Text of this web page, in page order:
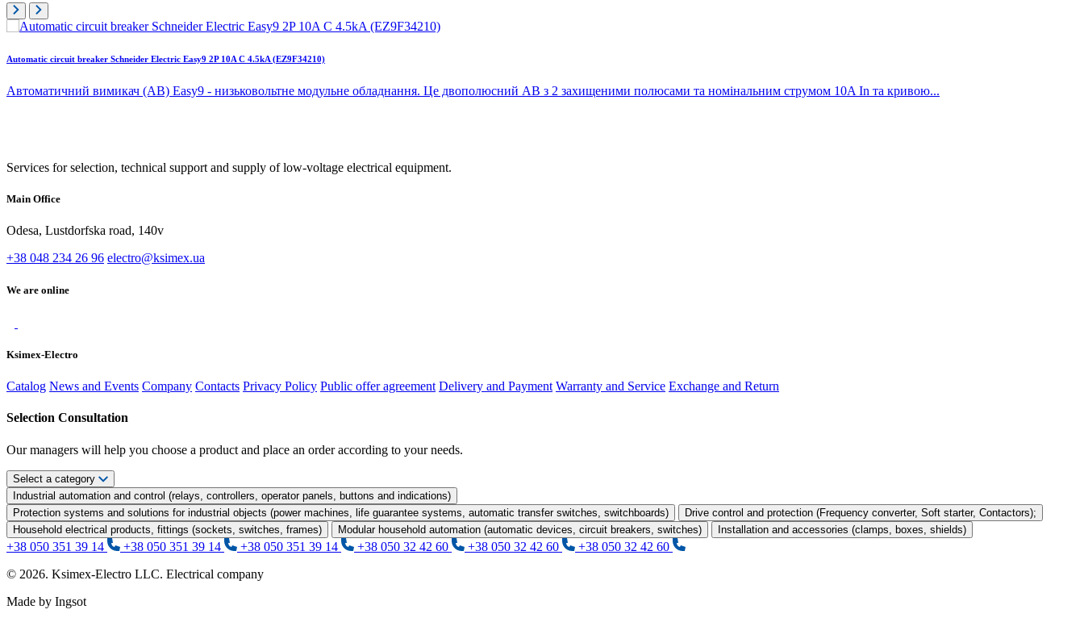
Automatic circuit breaker Schneider Electric Easy9 2P 10A C 4.5kA (EZ9F34210)
Автоматичний вимикач (АВ) Easy9 - низьковольтне модульне обладнання. Це двополюсний АВ з 2 захищеними полюсами та номінальним струмом 10A In та кривою...
Services for selection, technical support and supply of low-voltage electrical equipment.
Main Office
Odesa, Lustdorfska road, 140v
+38 048 234 26 96 electro@ksimex.ua
We are online
Ksimex-Electro
Catalog News and Events Company Contacts Privacy Policy Public offer agreement Delivery and Payment Warranty and Service Exchange and Return
Selection Consultation
Our managers will help you choose a product and place an order according to your needs.
Select a category
Industrial automation and control (relays, controllers, operator panels, buttons and indications)
Protection systems and solutions for industrial objects (power machines, life guarantee systems, automatic transfer switches, switchboards)
Drive control and protection (Frequency converter, Soft starter, Contactors);
Household electrical products, fittings (sockets, switches, frames)
Modular household automation (automatic devices, circuit breakers, switches) Installation and accessories (clamps, boxes, shields)
+38 050 351 39 14 +38 050 351 39 14 +38 050 351 39 14 +38 050 32 42 60 +38 050 32 42 60
+38 050 32 42 60
© 2026. Ksimex-Electro LLC. Electrical company
Made by Ingsot